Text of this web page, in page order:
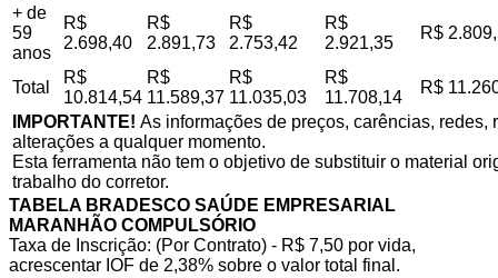
+ de
59
anos
R$
2.698,40
R$
2.891,73
R$
2.753,42
R$
2.921,35
R$
Total
R$
10.814,54
R$
11.589,37
R$
11.035,03
R$
11.708,14
R$
IMPORTANTE! As informações de preços, carências,
alterações a qualquer momento.
Esta ferramenta não tem o objetivo de substituir o material
trabalho do corretor.
TABELA BRADESCO SAÚDE EMPRESARIAL
MARANHÃO COMPULSÓRIO
Taxa de Inscrição: (Por Contrato) - R$ 7,50 por vida,
acrescentar IOF de 2,38% sobre o valor total final.